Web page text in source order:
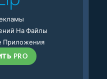
На Файлы
Приложения
PRO